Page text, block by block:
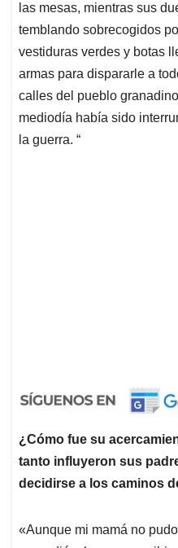
las mesas, mientras sus
temblando sobrecogidos
vestiduras verdes y botas
armas para dispararle a
calles del pueblo
mediodía había sido
la guerra. “
¿Cómo fue su
tanto influyeron sus
decidirse a los caminos
«Aunque mi mamá no